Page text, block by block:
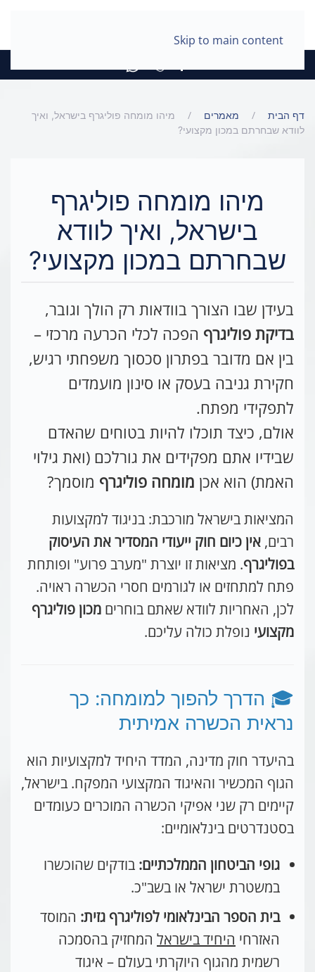
Skip to main content
דף הבית מאמרים
מיהו מומחה פוליגרף בישראל, ואיך
לוודא שבחרתם במכון מקצועי?
מיהו מומחה פוליגרף
בישראל, ואיך לוודא
שבחרתם במכון מקצועי?
בעידן שבו הצורך בוודאות רק הולך וגובר,
בדיקת פוליגרף הפכה לכלי הכרעה מרכזי –
בין אם מדובר בפתרון סכסוך משפחתי רגיש,
חקירת גניבה בעסק או סינון מועמדים
לתפקידי מפתח.
אולם, כיצד תוכלו להיות בטוחים שהאדם
שבידיו אתם מפקידים את גורלכם (ואת גילוי
האמת) הוא אכן מומחה פוליגרף מוסמך?
המציאות בישראל מורכבת: בניגוד למקצועות
רבים, אין כיום חוק ייעודי המסדיר את העיסוק
בפוליגרף. מציאות זו יוצרת "מערב פרוע" ופותחת
פתח למתחזים או לגורמים חסרי הכשרה ראויה.
לכן, האחריות לוודא שאתם בוחרים מכון פוליגרף
מקצועי נופלת כולה עליכם.
🎓 הדרך להפוך למומחה: כך
נראית הכשרה אמיתית
בהיעדר חוק מדינה, המדד היחיד למקצועיות הוא
הגוף המכשיר והאיגוד המקצועי המפקח. בישראל,
קיימים רק שני אפיקי הכשרה המוכרים כעומדים
בסטנדרטים בינלאומיים:
גופי הביטחון הממלכתיים: בודקים שהוכשרו
במשטרת ישראל או בשב"כ.
בית הספר הבינלאומי לפוליגרף גזית: המוסד
האזרחי היחיד בישראל המחזיק בהסמכה
רשמית מהגוף היוקרתי בעולם – איגוד